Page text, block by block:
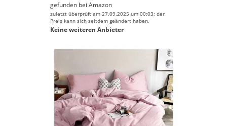
gefunden bei Amazon
zuletzt überprüft am 27.09.2025 um 00:03; der
Preis kann sich seitdem geändert haben.
Keine weiteren Anbieter